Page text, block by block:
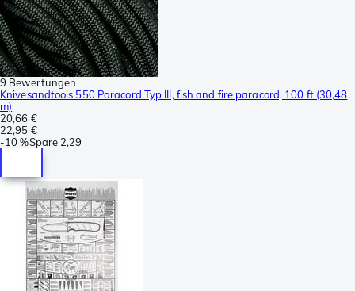
9 Bewertungen
Knivesandtools 550 Paracord Typ III, fish and fire paracord, 100 ft (30,48
m)
20,66 €
22,95 €
-10 %Spare 2,29